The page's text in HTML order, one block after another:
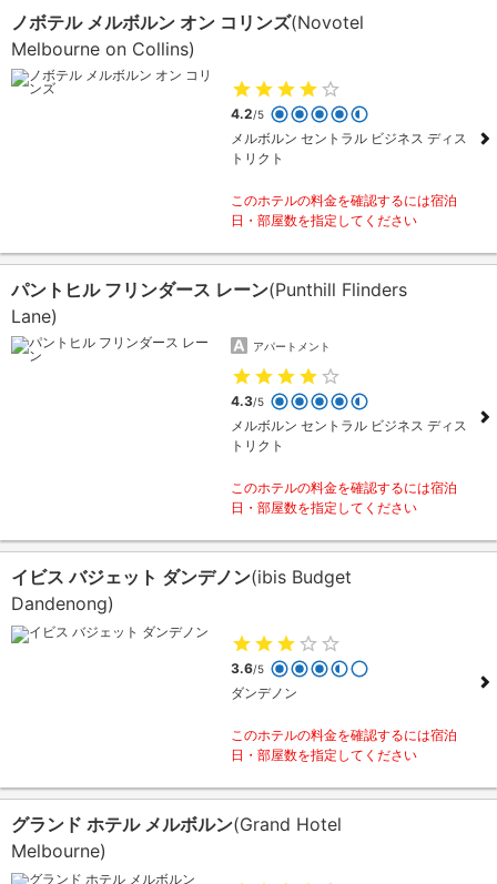
ノボテル メルボルン オン コリンズ(Novotel
Melbourne on Collins)
4.2/5
メルボルン セントラル ビジネス ディス
トリクト
このホテルの料金を確認するには宿泊
日・部屋数を指定してください
パントヒル フリンダース レーン(Punthill Flinders
Lane)
アパートメント
4.3/5
メルボルン セントラル ビジネス ディス
トリクト
このホテルの料金を確認するには宿泊
日・部屋数を指定してください
イビス バジェット ダンデノン(ibis Budget
Dandenong)
3.6/5
ダンデノン
このホテルの料金を確認するには宿泊
日・部屋数を指定してください
グランド ホテル メルボルン(Grand Hotel
Melbourne)